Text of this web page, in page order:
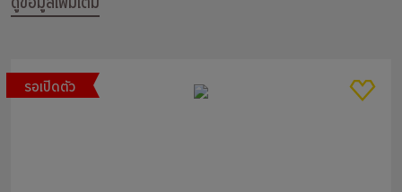
รอเปิดตัว